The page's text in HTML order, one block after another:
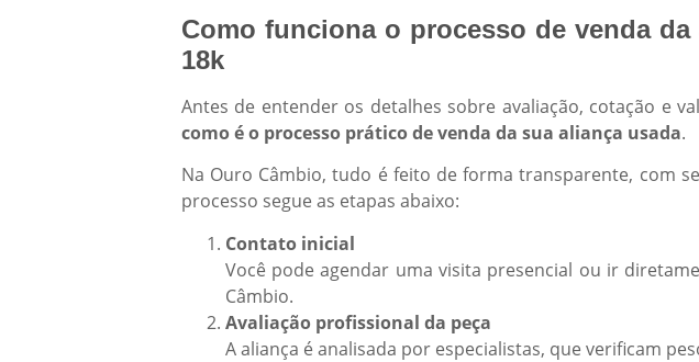
Como funciona o processo de venda
18k
Antes de entender os detalhes sobre avaliação, cotação e
como é o processo prático de venda da sua aliança usada.
Na Ouro Câmbio, tudo é feito de forma transparente, com
processo segue as etapas abaixo:
Contato inicial
Você pode agendar uma visita presencial ou ir
Câmbio.
Avaliação profissional da peça
A aliança é analisada por especialistas, que verificam